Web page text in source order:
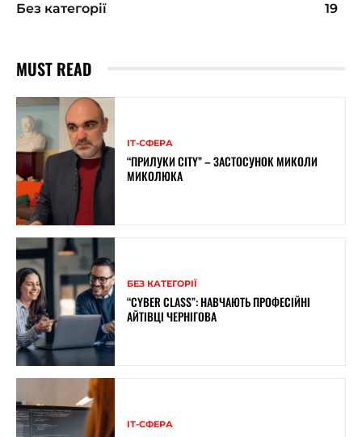
Без категорії
19
MUST READ
ІТ-СФЕРА
“ПРИЛУКИ CITY” – ЗАСТОСУНОК МИКОЛИ
МИКОЛЮКА
БЕЗ КАТЕГОРІЇ
“CYBER CLASS”: НАВЧАЮТЬ ПРОФЕСІЙНІ
АЙТІВЦІ ЧЕРНІГОВА
ІТ-СФЕРА